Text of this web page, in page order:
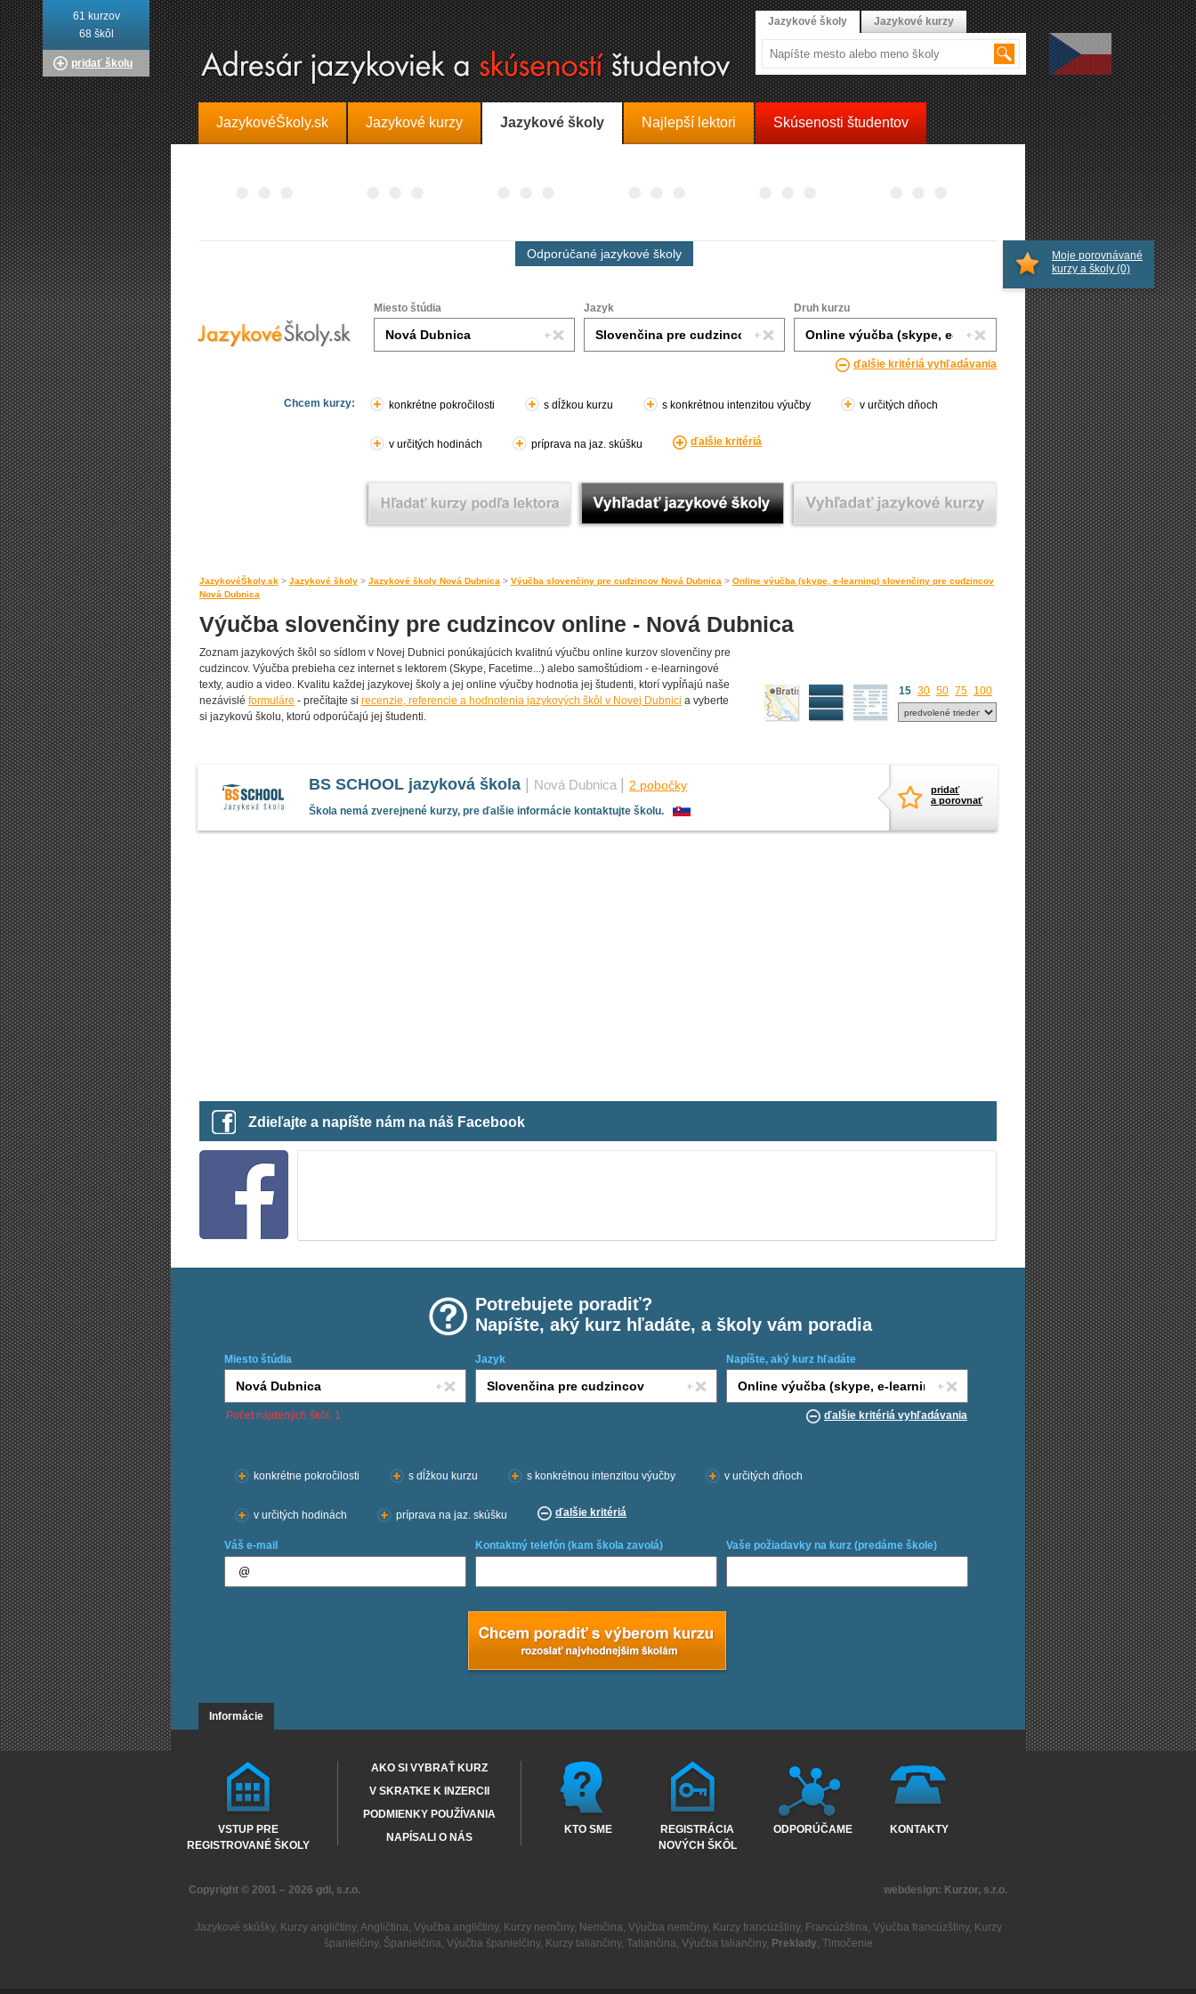
JazykovéŠkoly.sk Jazykové kurzy Jazykové školy Najlepší lektori Skúsenosti študentov
Odporúčané jazykové školy
Miesto štúdia Jazyk Druh kurzu
ďalšie kritériá vyhľadávania
Chcem kurzy: konkrétne pokročilosti s dĺžkou kurzu s konkrétnou intenzitou výučby v určitých dňoch
v určitých hodinách príprava na jaz. skúšku ďalšie kritériá
JazykovéŠkoly.sk > Jazykové školy > Jazykové školy Nová Dubnica > Výučba slovenčiny pre cudzincov Nová Dubnica > Online výučba (skype, e-learning) slovenčiny pre cudzincov
Nová Dubnica
Výučba slovenčiny pre cudzincov online - Nová Dubnica
Zoznam jazykových škôl so sídlom v Novej Dubnici ponúkajúcich kvalitnú výučbu online kurzov slovenčiny pre
cudzincov. Výučba prebieha cez internet s lektorem (Skype, Facetime...) alebo samoštúdiom - e-learningové
texty, audio a video. Kvalitu každej jazykovej školy a jej online výučby hodnotia jej študenti, ktorí vypĺňajú naše
nezávislé formuláre - prečítajte si recenzie, referencie a hodnotenia jazykových škôl v Novej Dubnici a vyberte
si jazykovú školu, ktorú odporúčajú jej študenti.
15 30 50 75 100
pridať
a porovnať
BS SCHOOL jazyková škola Nová Dubnica 2 pobočky
Škola nemá zverejnené kurzy, pre ďalšie informácie kontaktujte školu.
Zdieľajte a napíšte nám na náš Facebook
Potrebujete poradiť?
Napíšte, aký kurz hľadáte, a školy vám poradia
Miesto štúdia Jazyk Napíšte, aký kurz hľadáte
Počet nájdených škôl: 1 ďalšie kritériá vyhľadávania
konkrétne pokročilosti
s dĺžkou kurzu s konkrétnou intenzitou výučby v určitých dňoch
v určitých hodinách príprava na jaz. skúšku ďalšie kritériá
Váš e-mail Kontaktný telefón (kam škola zavolá) Vaše požiadavky na kurz (predáme škole)
Moje porovnávané
kurzy a školy (0)
61 kurzov
68 škôl
pridať školu
Jazykové školy Jazykové kurzy
Informácie
VSTUP PRE
REGISTROVANÉ ŠKOLY
AKO SI VYBRAŤ KURZ
V SKRATKE K INZERCII
PODMIENKY POUŽÍVANIA
NAPÍSALI O NÁS
KTO SME
REGISTRÁCIA
NOVÝCH ŠKÔL
ODPORÚČAME KONTAKTY
Copyright © 2001 – 2026 gdi, s.r.o. webdesign: Kurzor, s.r.o.
Jazykové skúšky, Kurzy angličtiny, Angličtina, Výučba angličtiny, Kurzy nemčiny, Nemčina, Výučba nemčiny, Kurzy francúzštiny, Francúzština, Výučba francúzštiny, Kurzy
španielčiny, Španielčina, Výučba španielčiny, Kurzy taliančiny, Taliančina, Výučba taliančiny, Preklady, Tlmočenie